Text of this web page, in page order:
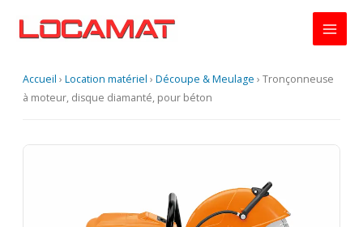
Accueil › Location matériel › Découpe & Meulage › Tronçonneuse
à moteur, disque diamanté, pour béton